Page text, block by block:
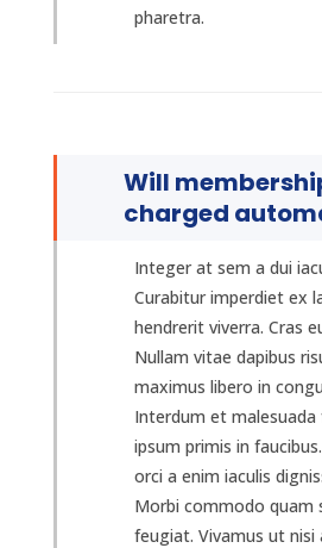
pharetra.
Will
charged
Integer at sem a dui
Curabitur imperdiet ex
hendrerit viverra. Cras
Nullam vitae dapibus
maximus libero in
Interdum et malesuada
ipsum primis in
orci a enim iaculis
Morbi commodo quam
feugiat. Vivamus ut